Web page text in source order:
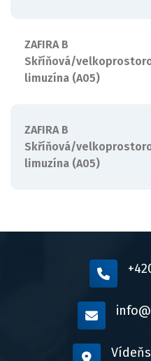
ZAFIRA B
Skříňová/
limuzína (A05)
ZAFIRA B
Skříňová/
limuzína (A05)